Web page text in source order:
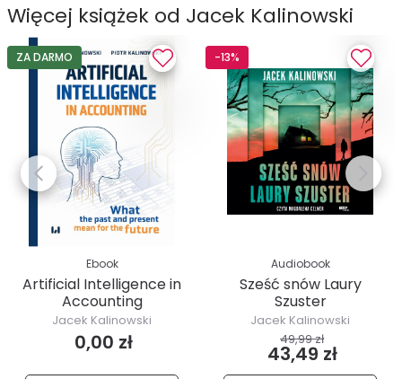
Więcej książek od Jacek Kalinowski
ZA DARMO
Ebook
Artificial Intelligence in
Accounting
Jacek Kalinowski
0,00 zł
-13%
Audiobook
Sześć snów Laury
Szuster
Jacek Kalinowski
49,99 zł
43,49 zł